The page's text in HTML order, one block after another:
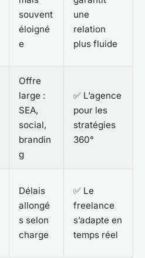
souvent
éloigné
e
une
relation
plus fluide
Offre
large :
SEA,
social,
brandin
g
✅ L’agence
pour les
stratégies
360°
Délais
allongé
s selon
charge
✅ Le
freelance
s’adapte en
temps réel